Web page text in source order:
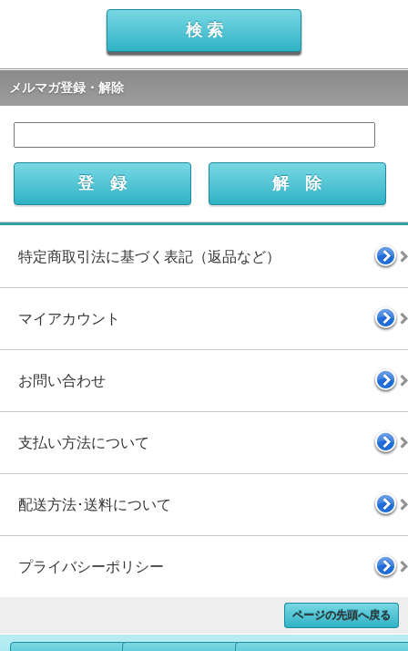
メルマガ登録・解除
特定商取引法に基づく表記（返品など）
マイアカウント
お問い合わせ
支払い方法について
配送方法･送料について
プライバシーポリシー
ページの先頭へ戻る